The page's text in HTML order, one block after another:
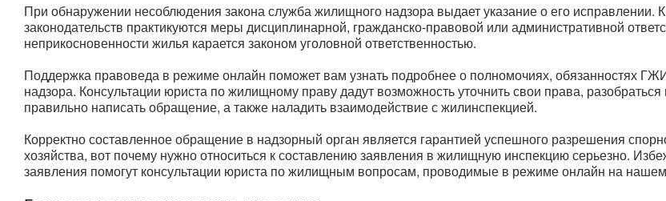
При обнаружении несоблюдения закона служба жилищного надзора выдает указание о его исправлении.
законодательств практикуются меры дисциплинарной, гражданско-правовой или административной
неприкосновенности жилья карается законом уголовной ответственностью.
Поддержка правоведа в режиме онлайн поможет вам узнать подробнее о полномочиях, обязанностях
надзора. Консультации юриста по жилищному праву дадут возможность уточнить свои права, разобраться
правильно написать обращение, а также наладить взаимодействие с жилинспекцией.
Корректно составленное обращение в надзорный орган является гарантией успешного разрешения
хозяйства, вот почему нужно относиться к составлению заявления в жилищную инспекцию серьезно.
заявления помогут консультации юриста по жилищным вопросам, проводимые в режиме онлайн на